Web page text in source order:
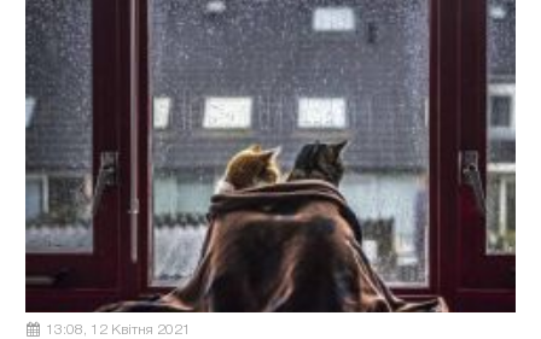
13:08, 12 Квітня 2021